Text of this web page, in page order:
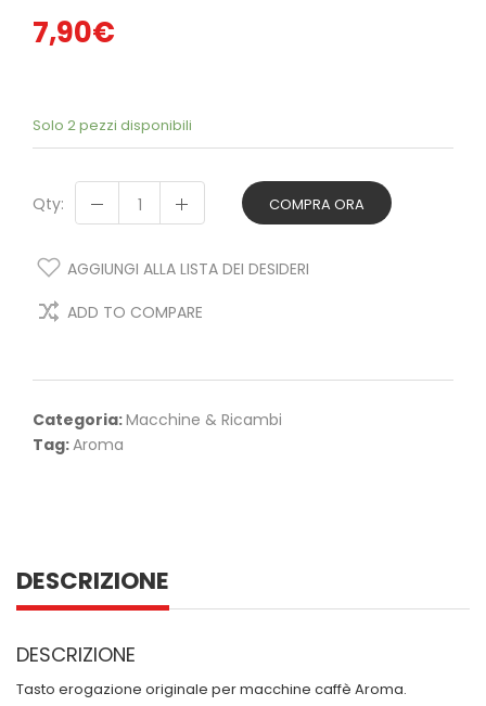
7,90€
Solo 2 pezzi disponibili
Qty: COMPRA ORA
AGGIUNGI ALLA LISTA DEI DESIDERI
ADD TO COMPARE
Categoria:Macchine & Ricambi
Tag:Aroma
DESCRIZIONE
DESCRIZIONE
Tasto erogazione originale per macchine caffè Aroma.